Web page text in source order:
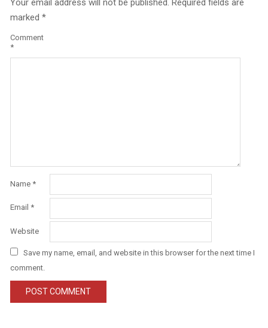
Your email address will not be published. Required fields are
marked *
Comment
*
Name *
Email *
Website
Save my name, email, and website in this browser for the next time I
comment.